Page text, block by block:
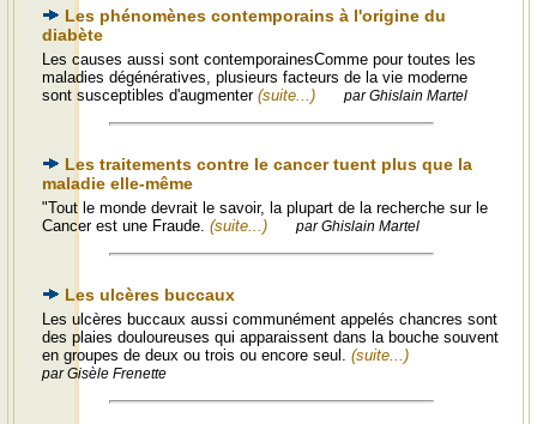
Les phénomènes contemporains à l'origine du
diabète
Les causes aussi sont contemporainesComme pour toutes les
maladies dégénératives, plusieurs facteurs de la vie moderne
sont susceptibles d'augmenter (suite...) par Ghislain Martel
Les traitements contre le cancer tuent plus que la
maladie elle-même
"Tout le monde devrait le savoir, la plupart de la recherche sur le
Cancer est une Fraude. (suite...) par Ghislain Martel
Les ulcères buccaux
Les ulcères buccaux aussi communément appelés chancres sont
des plaies douloureuses qui apparaissent dans la bouche souvent
en groupes de deux ou trois ou encore seul. (suite...)
par Gisèle Frenette